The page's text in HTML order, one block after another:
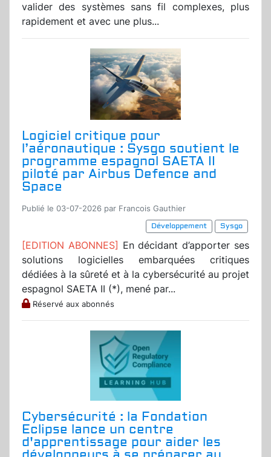
valider des systèmes sans fil complexes, plus
rapidement et avec une plus...
Logiciel critique pour
l’aéronautique : Sysgo soutient le
programme espagnol SAETA II
piloté par Airbus Defence and
Space
Publié le 03-07-2026 par Francois Gauthier
Développement
Sysgo
[EDITION ABONNES] En décidant d’apporter ses
solutions logicielles embarquées critiques
dédiées à la sûreté et à la cybersécurité au projet
espagnol SAETA II (*), mené par...
Réservé aux abonnés
Cybersécurité : la Fondation
Eclipse lance un centre
d'apprentissage pour aider les